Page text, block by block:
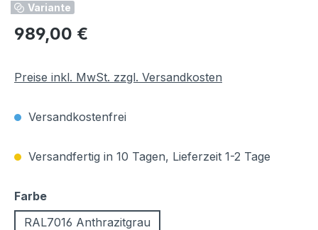
Variante
Regulärer Preis:
989,00 €
Preise inkl. MwSt. zzgl. Versandkosten
Versandkostenfrei
Versandfertig in 10 Tagen, Lieferzeit 1-2 Tage
Farbeauswählen
RAL7016 Anthrazitgrau